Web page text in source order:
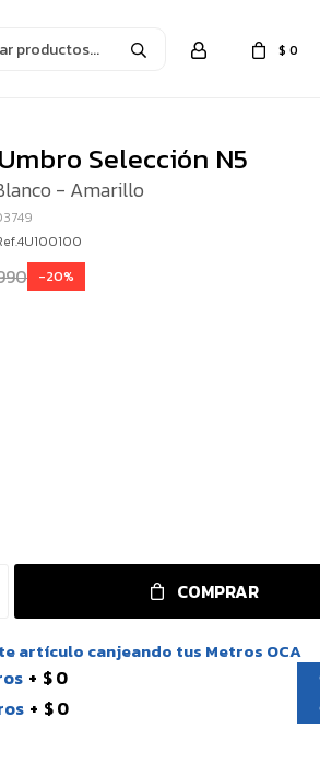
$ 0
Selección N5
- Amarillo
20
COMPRAR
artículo canjeando tus Metros OCA
$ 0
$ 0